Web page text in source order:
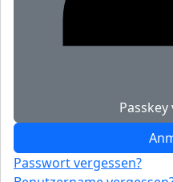
Passwort vergessen?